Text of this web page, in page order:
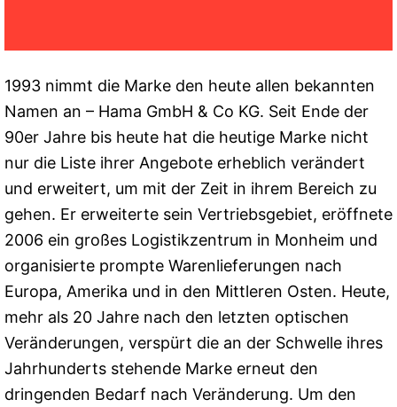
1993 nimmt die Marke den heute allen bekannten
Namen an – Hama GmbH & Co KG. Seit Ende der
90er Jahre bis heute hat die heutige Marke nicht
nur die Liste ihrer Angebote erheblich verändert
und erweitert, um mit der Zeit in ihrem Bereich zu
gehen. Er erweiterte sein Vertriebsgebiet, eröffnete
2006 ein großes Logistikzentrum in Monheim und
organisierte prompte Warenlieferungen nach
Europa, Amerika und in den Mittleren Osten. Heute,
mehr als 20 Jahre nach den letzten optischen
Veränderungen, verspürt die an der Schwelle ihres
Jahrhunderts stehende Marke erneut den
dringenden Bedarf nach Veränderung. Um den